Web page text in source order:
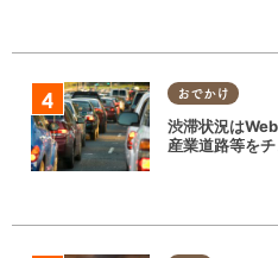
おでかけ
渋滞状況は
産業道路等を